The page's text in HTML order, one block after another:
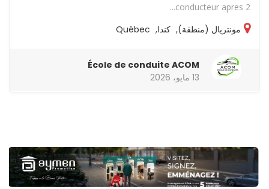
conducteur apres 2...
مونتريال (منطقة), كندا,
Québec
École de conduite ACOM
13 مايو، 2026